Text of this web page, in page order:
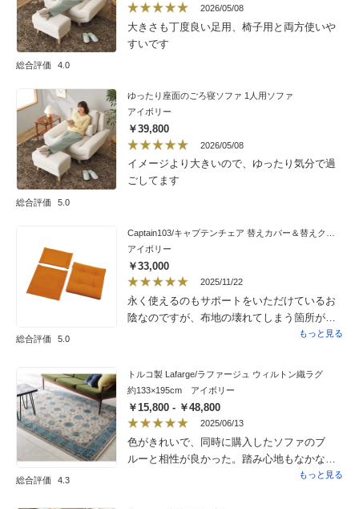
総合評価 4.0
2026/05/08
大きさも丁度良い足用、椅子用と両方使いや
すいです
総合評価 5.0
ゆったり座面のごろ寝ソファ 1人用ソファ
アイボリー
￥39,800
2026/05/08
イメージより大きいので、ゆったり気分で過
ごしてます
総合評価 5.0
アイボリー
￥33,000
2025/11/22
永く使えるのもサポートをいただけているお
陰なのですが、布地の壊れてしまう箇所がい
つも同じ場所のため、高額な商品ですから
材がないとなれば、もう少し安く提供してい
ただければ、次回も気楽に注文ができますの
で、よろしくご検討のほどお願いいたします
もっと見る
総合評価 4.3
トルコ製 Lafarge/ラファージュ ウィルトン織ラグ
約133×195cm アイボリー
￥15,800 - ￥48,800
2025/06/13
色がきれいで、同時に購入したソファのブ
ルーと相性が良かった。踏み心地もなかなか
でお値段的にもリーズナブルで満足してい
もっと見る